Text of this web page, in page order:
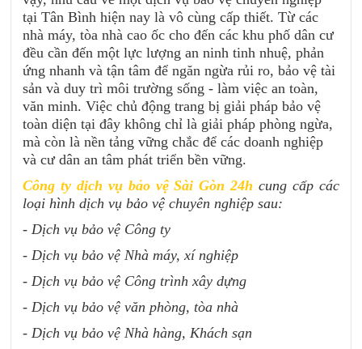
tại Tân Bình hiện nay là vô cùng cấp thiết. Từ các
nhà máy, tòa nhà cao ốc cho đến các khu phố dân cư
đều cần đến một lực lượng an ninh tinh nhuệ, phản
ứng nhanh và tận tâm để ngăn ngừa rủi ro, bảo vệ tài
sản và duy trì môi trường sống - làm việc an toàn,
văn minh. Việc chủ động trang bị giải pháp bảo vệ
toàn diện tại đây không chỉ là giải pháp phòng ngừa,
mà còn là nền tảng vững chắc để các doanh nghiệp
và cư dân an tâm phát triển bền vững.
Công ty dịch vụ bảo vệ Sài Gòn 24h cung cấp các
loại hình dịch vụ bảo vệ chuyên nghiệp sau:
- Dịch vụ bảo vệ Công ty
- Dịch vụ bảo vệ Nhà máy, xí nghiệp
- Dịch vụ bảo vệ Công trình xây dựng
- Dịch vụ bảo vệ văn phòng, tòa nhà
- Dịch vụ bảo vệ Nhà hàng, Khách sạn